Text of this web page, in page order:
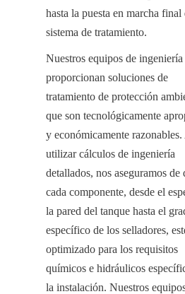
hasta la puesta en marcha final
sistema de tratamiento.
Nuestros equipos de ingeniería
proporcionan soluciones de
tratamiento de protección
que son tecnológicamente
y económicamente
utilizar cálculos de ingeniería
detallados, nos aseguramos de
cada componente, desde el
la pared del tanque hasta el
específico de los selladores,
optimizado para los requisitos
químicos e hidráulicos
la instalación. Nuestros